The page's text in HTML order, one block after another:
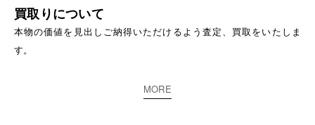
買取りについて
本物の価値を見出しご納得いただけるよう査定、買取をいたしま
す。
MORE